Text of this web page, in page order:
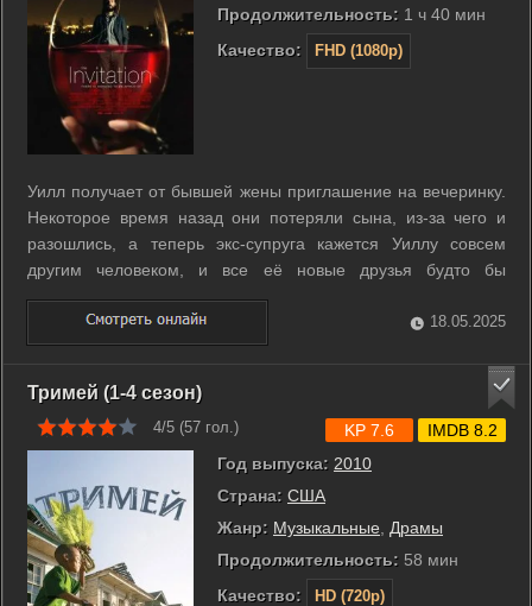
Продолжительность: 1 ч 40 мин
Качество:
FHD (1080p)
Уилл получает от бывшей жены приглашение на вечеринку.
Некоторое время назад они потеряли сына, из-за чего и
разошлись, а теперь экс-супруга кажется Уиллу совсем
другим человеком, и все её новые друзья будто бы
готовятся к реализации некоего плана. ...
18.05.2025
Тримей (1-4 сезон)
4/5 (57 гол.)
Год выпуска: 2010
Страна: США
Жанр: Музыкальные
Драмы
Продолжительность: 58 мин
Качество:
HD (720p)
KP 7.6 IMDB 8.2